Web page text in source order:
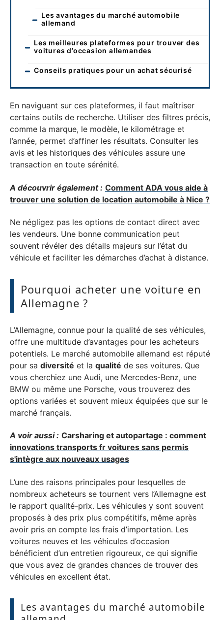
Les avantages du marché automobile
allemand
Les meilleures plateformes pour trouver des
voitures d’occasion allemandes
Conseils pratiques pour un achat sécurisé
En naviguant sur ces plateformes, il faut maîtriser
certains outils de recherche. Utiliser des filtres précis,
comme la marque, le modèle, le kilométrage et
l’année, permet d’affiner les résultats. Consulter les
avis et les historiques des véhicules assure une
transaction en toute sérénité.
A découvrir également : Comment ADA vous aide à
trouver une solution de location automobile à Nice ?
Ne négligez pas les options de contact direct avec
les vendeurs. Une bonne communication peut
souvent révéler des détails majeurs sur l’état du
véhicule et faciliter les démarches d’achat à distance.
Pourquoi acheter une voiture en
Allemagne ?
L’Allemagne, connue pour la qualité de ses véhicules,
offre une multitude d’avantages pour les acheteurs
potentiels. Le marché automobile allemand est réputé
pour sa diversité et la qualité de ses voitures. Que
vous cherchiez une Audi, une Mercedes-Benz, une
BMW ou même une Porsche, vous trouverez des
options variées et souvent mieux équipées que sur le
marché français.
A voir aussi : Carsharing et autopartage : comment
innovations transports fr voitures sans permis
s'intègre aux nouveaux usages
L’une des raisons principales pour lesquelles de
nombreux acheteurs se tournent vers l’Allemagne est
le rapport qualité-prix. Les véhicules y sont souvent
proposés à des prix plus compétitifs, même après
avoir pris en compte les frais d’importation. Les
voitures neuves et les véhicules d’occasion
bénéficient d’un entretien rigoureux, ce qui signifie
que vous avez de grandes chances de trouver des
véhicules en excellent état.
Les avantages du marché automobile